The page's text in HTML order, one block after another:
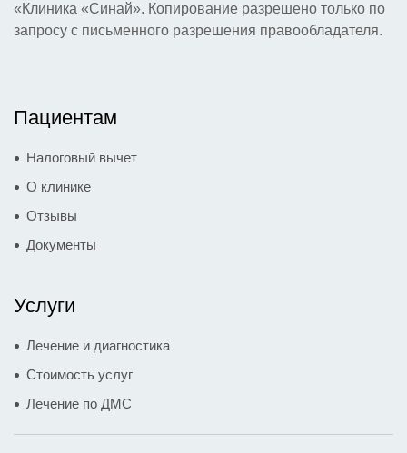
«Клиника «Синай». Копирование разрешено только по
запросу с письменного разрешения правообладателя.
Пациентам
Налоговый вычет
О клинике
Отзывы
Документы
Услуги
Лечение и диагностика
Стоимость услуг
Лечение по ДМС